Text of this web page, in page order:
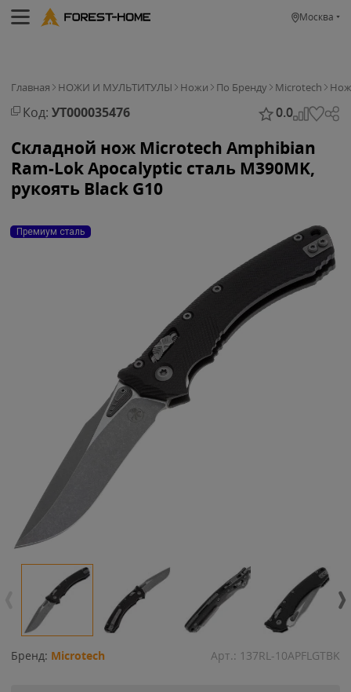
Москва
Главная НОЖИ И МУЛЬТИТУЛЫ Ножи По Бренду Microtech Нож
Код: УТ000035476 0.0
Складной нож Microtech Amphibian
Ram-Lok Apocalyptic сталь M390MK,
рукоять Black G10
Премиум сталь
Бренд: Microtech Арт.: 137RL-10APFLGTBK